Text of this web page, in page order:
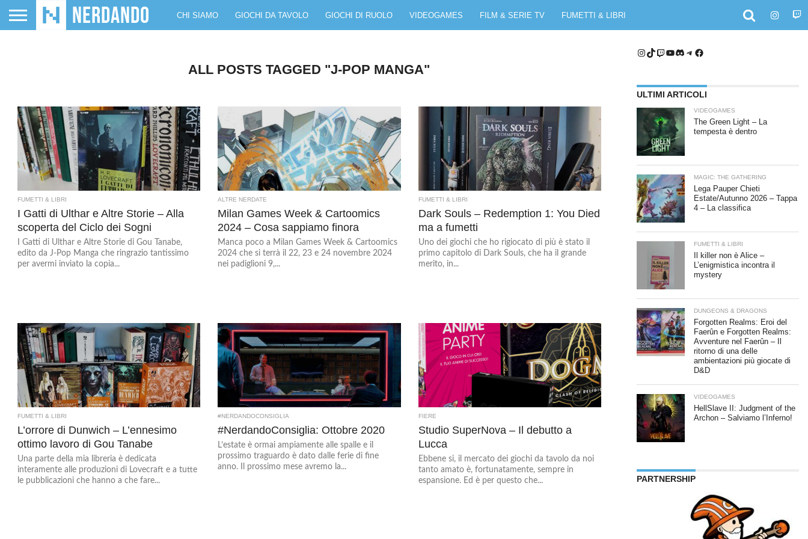
CHI SIAMO GIOCHI DA TAVOLO GIOCHI DI RUOLO VIDEOGAMES FILM & SERIE TV FUMETTI & LIBRI
ALL POSTS TAGGED "J-POP MANGA"
FUMETTI & LIBRI
I Gatti di Ulthar e Altre Storie – Alla
scoperta del Ciclo dei Sogni
I Gatti di Ulthar e Altre Storie di Gou Tanabe,
edito da J-Pop Manga che ringrazio tantissimo
per avermi inviato la copia...
ALTRE NERDATE
Milan Games Week & Cartoomics
2024 – Cosa sappiamo finora
Manca poco a Milan Games Week & Cartoomics
2024 che si terrà il 22, 23 e 24 novembre 2024
nei padiglioni 9,...
FUMETTI & LIBRI
Dark Souls – Redemption 1: You Died
ma a fumetti
Uno dei giochi che ho rigiocato di più è stato il
primo capitolo di Dark Souls, che ha il grande
merito, in...
FUMETTI & LIBRI
L’orrore di Dunwich – L’ennesimo
ottimo lavoro di Gou Tanabe
Una parte della mia libreria è dedicata
interamente alle produzioni di Lovecraft e a tutte
le pubblicazioni che hanno a che fare...
#NERDANDOCONSIGLIA
#NerdandoConsiglia: Ottobre 2020
L’estate è ormai ampiamente alle spalle e il
prossimo traguardo è dato dalle ferie di fine
anno. Il prossimo mese avremo la...
FIERE
Studio SuperNova – Il debutto a
Lucca
Ebbene si, il mercato dei giochi da tavolo da noi
tanto amato è, fortunatamente, sempre in
espansione. Ed è per questo che...
Instagram
TikTok
Twitch
YouTube
Discord
Telegram
Facebook
ULTIMI ARTICOLI
VIDEOGAMES
The Green Light – La
tempesta è dentro
MAGIC: THE GATHERING
Lega Pauper Chieti
Estate/Autunno 2026 – Tappa
4 – La classifica
FUMETTI & LIBRI
Il killer non è Alice –
L’enigmistica incontra il
mystery
DUNGEONS & DRAGONS
Forgotten Realms: Eroi del
Faerûn e Forgotten Realms:
Avventure nel Faerûn – Il
ritorno di una delle
ambientazioni più giocate di
D&D
VIDEOGAMES
HellSlave II: Judgment of the
Archon – Salviamo l’Inferno!
PARTNERSHIP